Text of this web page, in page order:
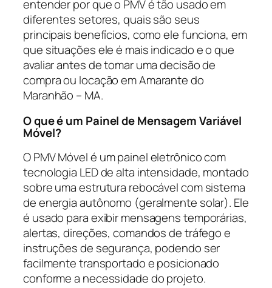
entender por que o PMV é tão usado em
diferentes setores, quais são seus
principais benefícios, como ele funciona, em
que situações ele é mais indicado e o que
avaliar antes de tomar uma decisão de
compra ou locação em Amarante do
Maranhão – MA.
O que é um Painel de Mensagem Variável
Móvel?
O PMV Móvel é um painel eletrônico com
tecnologia LED de alta intensidade, montado
sobre uma estrutura rebocável com sistema
de energia autônomo (geralmente solar). Ele
é usado para exibir mensagens temporárias,
alertas, direções, comandos de tráfego e
instruções de segurança, podendo ser
facilmente transportado e posicionado
conforme a necessidade do projeto.